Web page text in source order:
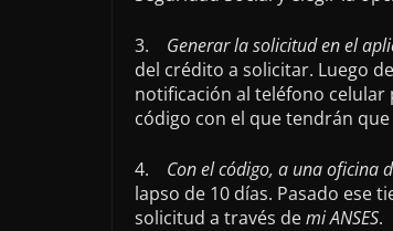
3. Generar la solicitud en el
del crédito a solicitar. Luego
notificación al teléfono
código con el que tendrán
4. Con el código, a una oficina
lapso de 10 días. Pasado ese
solicitud a través demi ANSES.